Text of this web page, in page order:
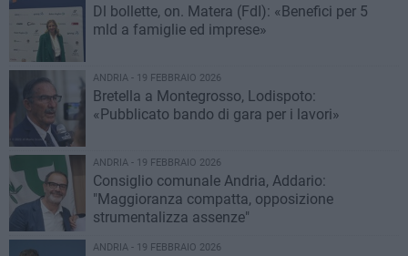
Dl bollette, on. Matera (FdI): «Benefici per 5
mld a famiglie ed imprese»
ANDRIA - 19 FEBBRAIO 2026
Bretella a Montegrosso, Lodispoto:
«Pubblicato bando di gara per i lavori»
ANDRIA - 19 FEBBRAIO 2026
Consiglio comunale Andria, Addario:
"Maggioranza compatta, opposizione
strumentalizza assenze"
ANDRIA - 19 FEBBRAIO 2026